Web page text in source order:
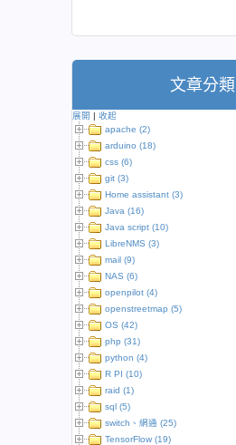
文章分類
展開 | 收起
apache (2)
arduino (18)
css (6)
git (3)
Home assistant (3)
Java (16)
Java script (10)
LibreNMS (3)
mail (9)
NAS (6)
openpilot (4)
openstreetmap (5)
OS (42)
php (31)
python (4)
R PI (10)
raid (1)
sql (5)
switch、網通 (25)
TensorFlow (19)